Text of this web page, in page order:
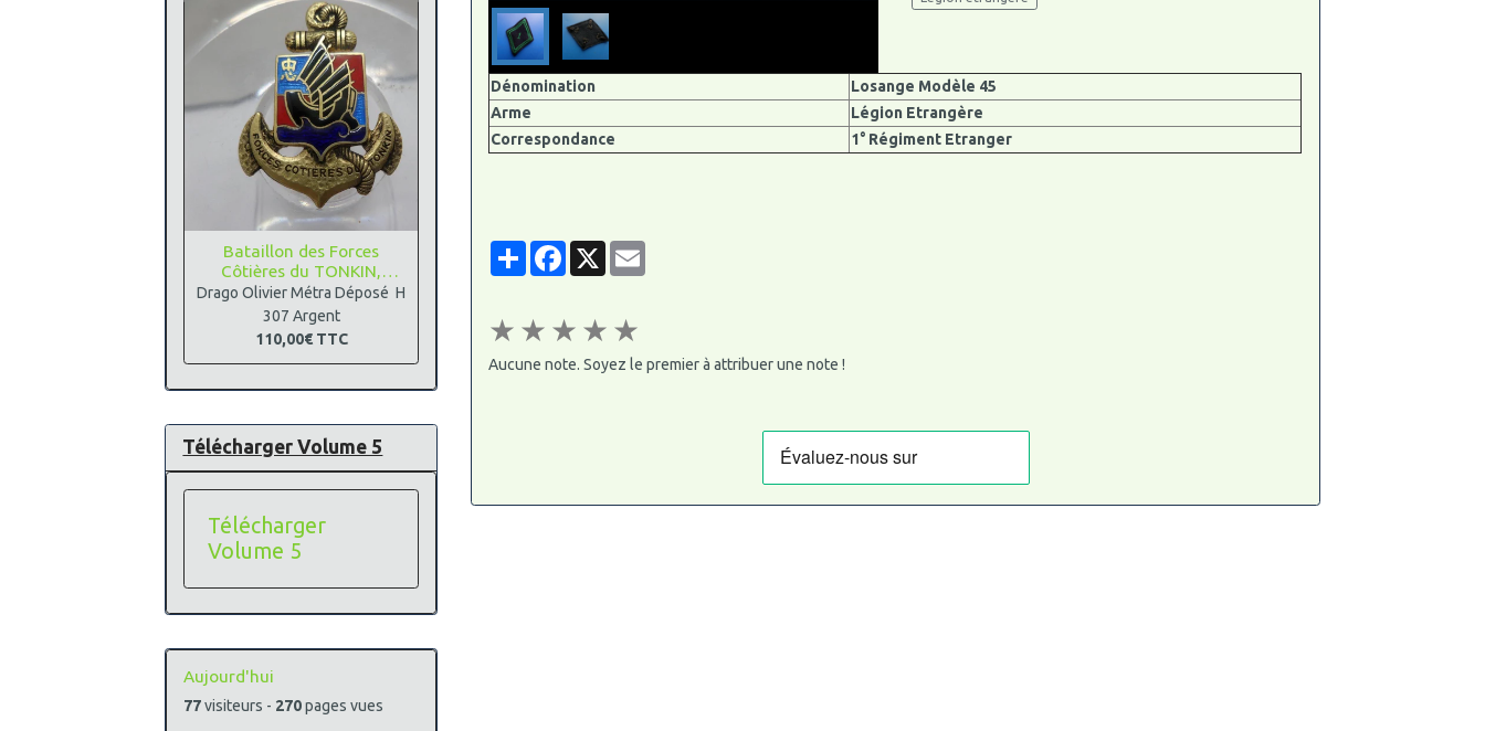
Dénomination
Losange Modèle 45
Arme
Légion Etrangère
Correspondance
1° Régiment Etranger
PartagerFacebook
X Email
★ ★ ★ ★ ★
Aucune note. Soyez le premier à attribuer une note !
Bataillon des Forces
Côtières du TONKIN,
Argent
Drago Olivier Métra Déposé H
307 Argent
110,00€ TTC
Télécharger Volume 5
Télécharger
Volume 5
Aujourd'hui
77visiteurs - 270pages vues